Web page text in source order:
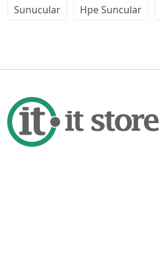
Sunucular Hpe Suncular